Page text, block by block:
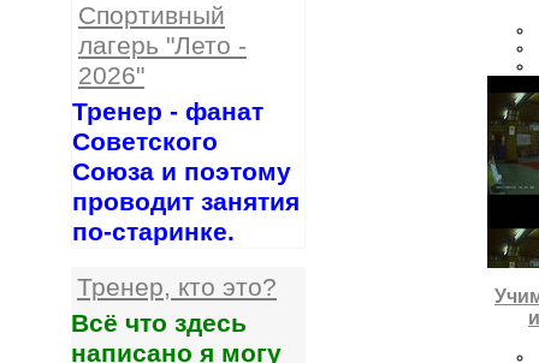
Спортивный
лагерь "Лето -
2026"
Тренер - фанат
Советского
Союза и поэтому
проводит занятия
по-старинке.
Тренер, кто это?
Всё что здесь
написано я могу